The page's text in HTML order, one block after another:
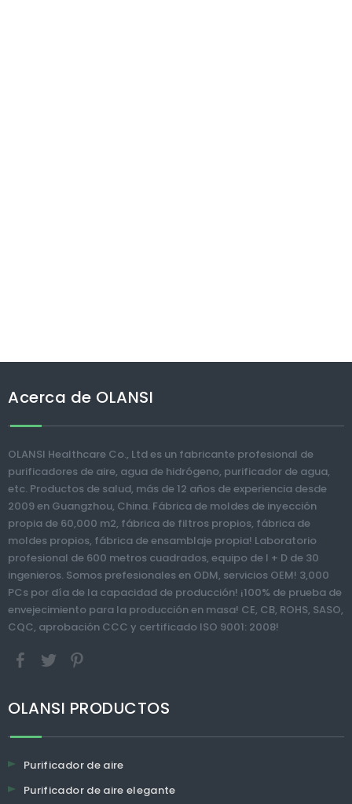
Acerca de OLANSI
OLANSI Healthcare Co., Ltd es un fabricante profesional de
purificadores de aire, agua de hidrógeno, purificador de agua,
etc. Productos de salud, más de 12 años de experiencia desde
2009 en Guangzhou, China. Fábrica de moldes de inyección
propia de 60,000 m2, fábrica de filtros propios, fábrica de
moldes propios, fábrica de ensamblaje propia! Laboratorio
profesional de 600 metros cuadrados, equipo de I + D de 30
ingenieros. Somos prefesionales en ODM, servicios OEM! 3,000
PCs por día de la capacidad de producción! ¡100% de prueba de
envejecimiento para la producción en masa! CE, CB, ROHS, SASO,
CQC, aprobación CCC y certificado ISO 9001: 2008!
OLANSI PRODUCTOS
Purificador de aire
Purificador de aire elegante